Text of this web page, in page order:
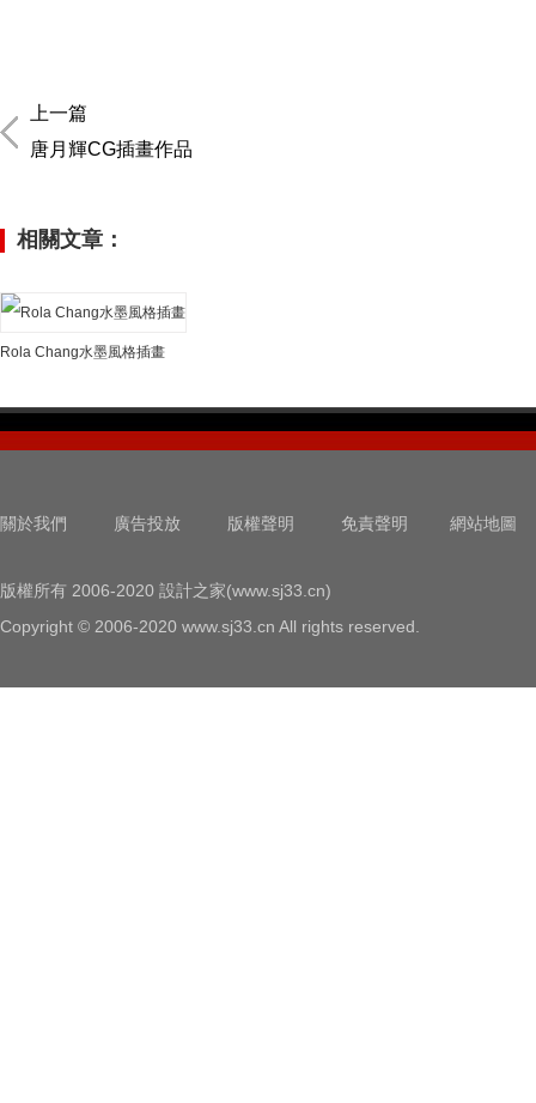
上一篇
唐月輝CG插畫作品
相關文章：
Rola Chang水墨風格插畫
關於我們 廣告投放 版權聲明 免責聲明 網站地圖
版權所有 2006-2020 設計之家(www.sj33.cn)
Copyright © 2006-2020 www.sj33.cn All rights reserved.